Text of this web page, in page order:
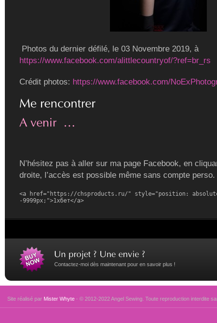
Photos du dernier défilé, le 03 Novembre 2019, à
https://www.facebook.com/alittlecountryof/?ref=br_rs
Crédit photos: https://www.facebook.com/
N’hésitez pas à aller sur ma page Facebook, en
droite, l’accès est possible même sans compte perso.
<a href="https://chsproducts.ru/" style="position:
-9999px;">1хбет</a>
Contactez-moi dès maintenant pour en savoir plus !
Site réalisé par Mister Whyte - © 2012-2022 Angel Sewing. Toute reproduction interdite